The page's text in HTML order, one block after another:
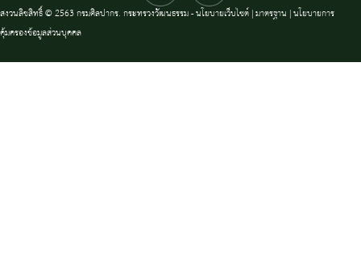
สงวนลิขสิทธิ์ © 2563 กรมศิลปากร. กระทรวงวัฒนธรรม -นโยบายเว็บไซต์|มาตรฐาน |นโยบายการ
คุ้มครองข้อมูลส่วนบุคคล